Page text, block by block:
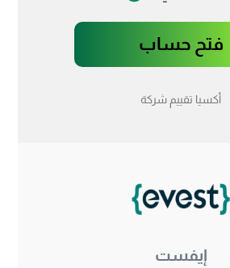
فتح حساب
أكسيا تقييم شركة
إيفست